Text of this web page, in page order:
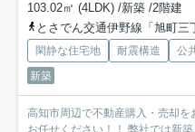
103.02㎡ (4LDK) /新築 /2階建
とさでん交通伊野線「旭町三
閑静な住宅地 耐震構造
公
新築
高知市周辺で不動産購入・売却
お任せください！！ 弊社では新